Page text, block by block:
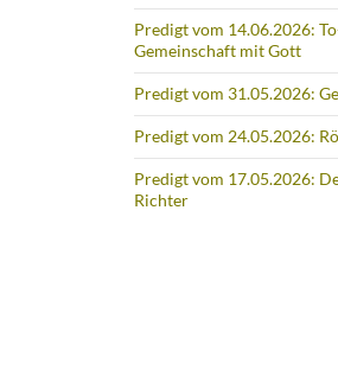
Predigt vom 14.06.2026:
Gemeinschaft mit Gott
Predigt vom 31.05.2026:
Predigt vom 24.05.2026:
Predigt vom 17.05.2026:
Richter